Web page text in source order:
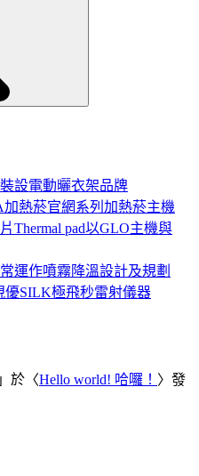
設電動曬衣架品牌
熱菸官網系列加熱菸主機
Thermal pad以GLO主機與
運作噴霧降溫設計及規劃
優SILK極飛秒雷射儀器
」於〈Hello world! 哈囉！ 〉發